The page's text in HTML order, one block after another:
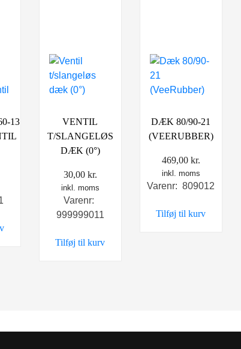
13
VENTIL
T/SLANGELØS
DÆK (0°)
30,00 kr.
inkl. moms
Varenr:
999999011
Tilføj til kurv
DÆK 80/90-21
(VEERUBBER)
469,00 kr.
inkl. moms
Varenr: 809012
Tilføj til kurv